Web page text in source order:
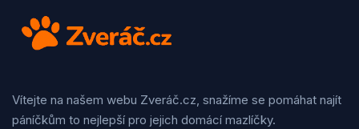
Vítejte na našem webu Zveráč.cz, snažíme se pomáhat najít
páníčkům to nejlepší pro jejich domácí mazlíčky.